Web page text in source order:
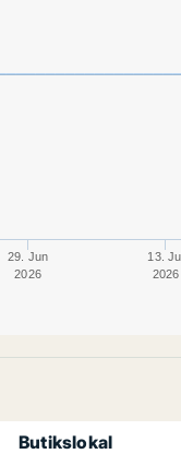
29. Jun
2026
13.
2026
Butikslokal